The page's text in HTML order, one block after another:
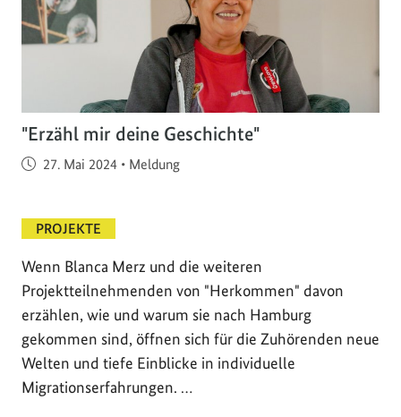
"Erzähl mir deine Geschichte"
Veröffentlicht am
27. Mai 2024 • Meldung
PROJEKTE
Wenn Blanca Merz und die weiteren
Projektteilnehmenden von "Herkommen" davon
erzählen, wie und warum sie nach Hamburg
gekommen sind, öffnen sich für die Zuhörenden neue
Welten und tiefe Einblicke in individuelle
Migrationserfahrungen. …